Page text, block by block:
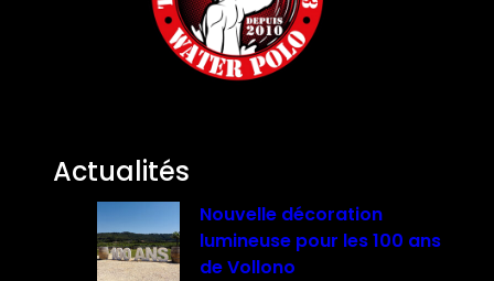
Actualités
Nouvelle décoration
lumineuse pour les 100 ans
de Vollono